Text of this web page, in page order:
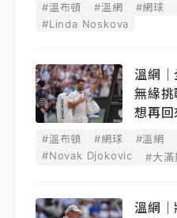
#溫布頓 #溫網 #網球
#Linda Noskova
溫網｜
無緣
想再回
#溫布頓 #網球 #溫網
#Novak Djokovic
#大滿
溫網